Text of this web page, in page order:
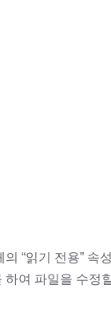
“읽기 전용” 속
하여 파일을 수정